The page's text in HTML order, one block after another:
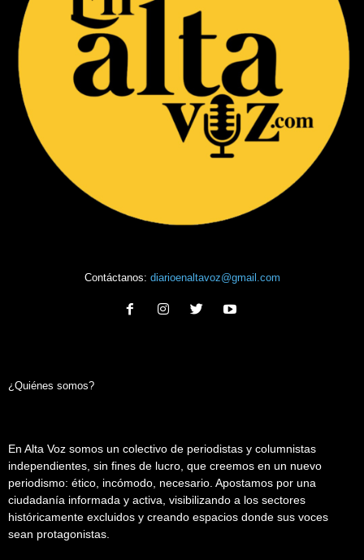
Contáctanos: diarioenaltavoz@gmail.com
¿Quiénes somos?
En Alta Voz somos un colectivo de periodistas y columnistas
independientes, sin fines de lucro, que creemos en un nuevo
periodismo: ético, incómodo, necesario. Apostamos por una
ciudadanía informada y activa, visibilizando a los sectores
históricamente excluidos y creando espacios donde sus voces
sean protagonistas.